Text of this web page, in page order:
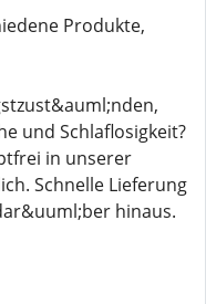
Produkte,
und Schlaflosigkeit?
in unserer
Schnelle Lieferung
hinaus.